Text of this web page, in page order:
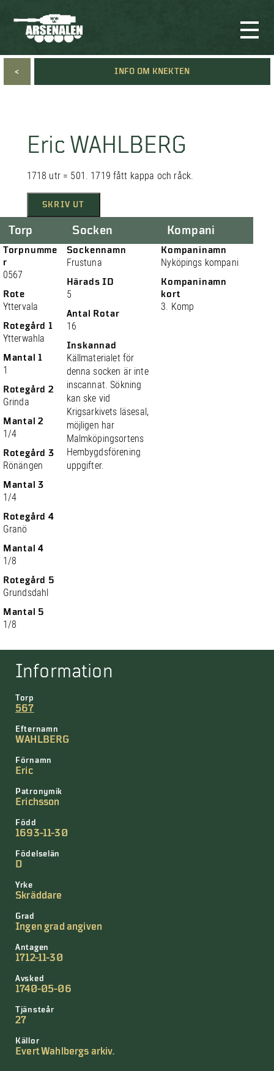
< INFO OM KNEKTEN
Eric WAHLBERG
1718 utr = 501. 1719 fått kappa och råck.
SKRIV UT
Torp
Torpnumme
r
0567
Rote
Yttervala
Rotegård 1
Ytterwahla
Mantal 1
1
Rotegård 2
Grinda
Mantal 2
1/4
Rotegård 3
Rönängen
Mantal 3
1/4
Rotegård 4
Granö
Mantal 4
1/8
Rotegård 5
Grundsdahl
Mantal 5
1/8
Socken
Sockennamn
Frustuna
Härads ID
5
Antal Rotar
16
Inskannad
Källmaterialet för
denna socken är inte
inscannat. Sökning
kan ske vid
Krigsarkivets läsesal,
möjligen har
Malmköpingsortens
Hembygdsförening
uppgifter.
Kompani
Kompaninamn
Nyköpings kompani
Kompaninamn
kort
3. Komp
Information
Torp
567
Efternamn
WAHLBERG
Förnamn
Eric
Patronymik
Erichsson
Född
1693-11-30
Födelselän
D
Yrke
Skräddare
Grad
Ingen grad angiven
Antagen
1712-11-30
Avsked
1740-05-06
Tjänsteår
27
Källor
Evert Wahlbergs arkiv.